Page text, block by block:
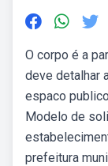
O corpo é a
deve detalhar
espaco
Modelo de
prefeitura